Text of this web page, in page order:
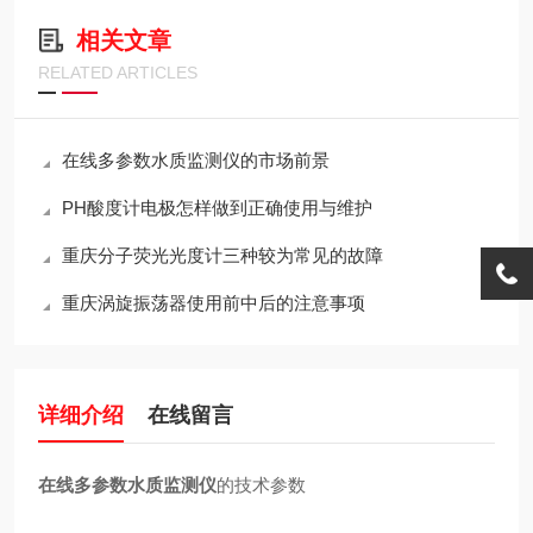
相关文章
RELATED ARTICLES
在线多参数水质监测仪的市场前景
PH酸度计电极怎样做到正确使用与维护
重庆分子荧光光度计三种较为常见的故障
重庆涡旋振荡器使用前中后的注意事项
详细介绍 在线留言
在线多参数水质监测仪的技术参数